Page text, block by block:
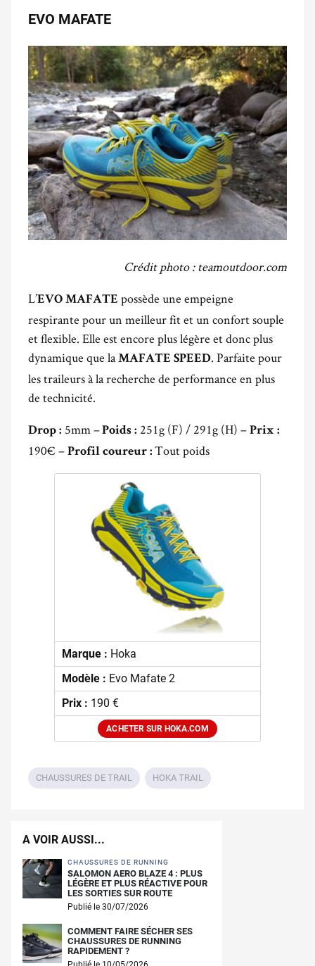
EVO MAFATE
Crédit photo : teamoutdoor.com
L’EVO MAFATE possède une empeigne
respirante pour un meilleur fit et un confort souple
et flexible. Elle est encore plus légère et donc plus
dynamique que laMAFATE SPEED. Parfaite pour
les traileurs à la recherche de performance en plus
de technicité.
Drop : 5mm –Poids : 251g (F) / 291g (H) – Prix :
190€ – Profil coureur : Tout poids
Marque : Hoka
Modèle : Evo Mafate 2
Prix : 190 €
ACHETER SUR HOKA.COM
CHAUSSURES DE TRAIL HOKA TRAIL
A VOIR AUSSI...
CHAUSSURES DE RUNNING
SALOMON AERO BLAZE 4 : PLUS
LÉGÈRE ET PLUS RÉACTIVE POUR
LES SORTIES SUR ROUTE
Publié le 30/07/2026
COMMENT FAIRE SÉCHER SES
CHAUSSURES DE RUNNING
RAPIDEMENT ?